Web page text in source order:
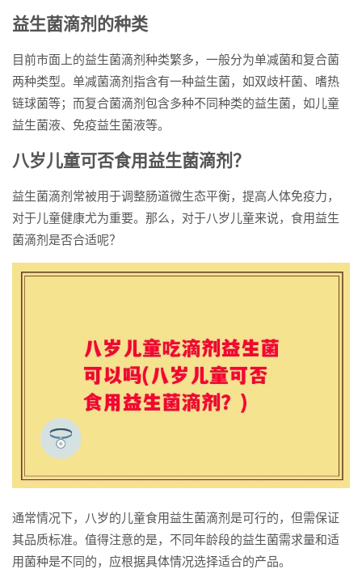
益生菌滴剂的种类
目前市面上的益生菌滴剂种类繁多，一般分为单减菌和复合菌
两种类型。单减菌滴剂指含有一种益生菌，如双歧杆菌、嗜热
链球菌等；而复合菌滴剂包含多种不同种类的益生菌，如儿童
益生菌液、免疫益生菌液等。
八岁儿童可否食用益生菌滴剂？
益生菌滴剂常被用于调整肠道微生态平衡，提高人体免疫力，
对于儿童健康尤为重要。那么，对于八岁儿童来说，食用益生
菌滴剂是否合适呢？
通常情况下，八岁的儿童食用益生菌滴剂是可行的，但需保证
其品质标准。值得注意的是，不同年龄段的益生菌需求量和适
用菌种是不同的，应根据具体情况选择适合的产品。